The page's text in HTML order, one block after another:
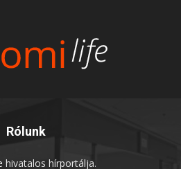
Rólunk
hivatalos hírportálja.